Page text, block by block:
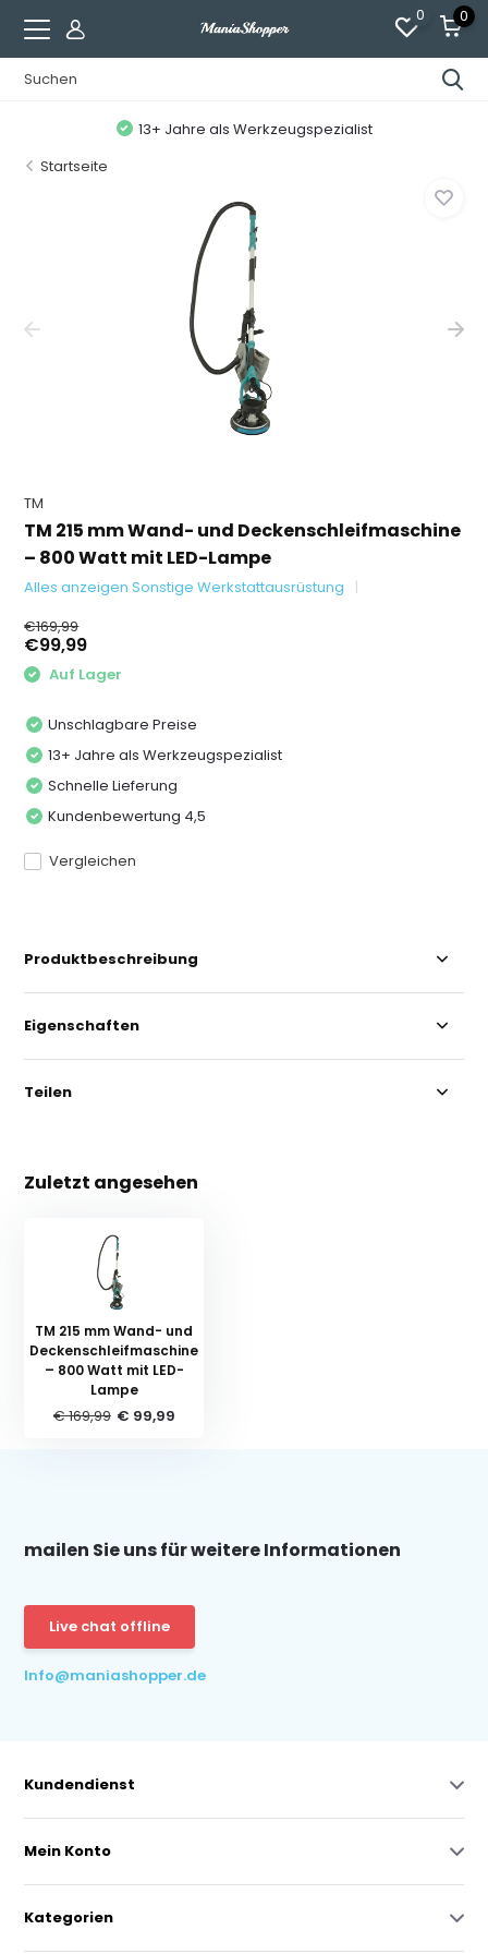
0 0
13+ Jahre als Werkzeugspezialist
Startseite
TM
TM 215 mm Wand- und Deckenschleifmaschine
– 800 Watt mit LED-Lampe
Alles anzeigen Sonstige Werkstattausrüstung
€169,99
€99,99
Auf Lager
Unschlagbare Preise
13+ Jahre als Werkzeugspezialist
Schnelle Lieferung
Kundenbewertung 4,5
Vergleichen
Produktbeschreibung
Eigenschaften
Teilen
Zuletzt angesehen
TM 215 mm Wand- und
Deckenschleifmaschine
– 800 Watt mit LED-
Lampe
€ 169,99 € 99,99
mailen Sie uns für weitere Informationen
Live chat offline
Info@maniashopper.de
Kundendienst
Mein Konto
Kategorien